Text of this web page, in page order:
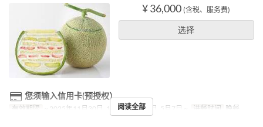
¥ 36,000 (含税、服务费)
选择
您须输入信用卡(预授权）
有效期限 ~ 2025年11月30日, 1月1日 ~ 5月3日, 5月7日 ~ 进餐时间 晚餐
阅读全部